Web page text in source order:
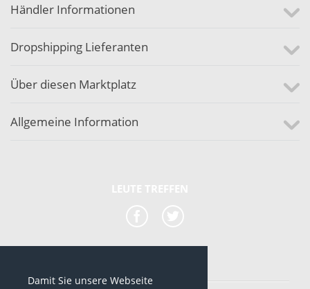
Händler Informationen
Dropshipping Lieferanten
Über diesen Marktplatz
Allgemeine Information
Damit Sie unsere Webseite